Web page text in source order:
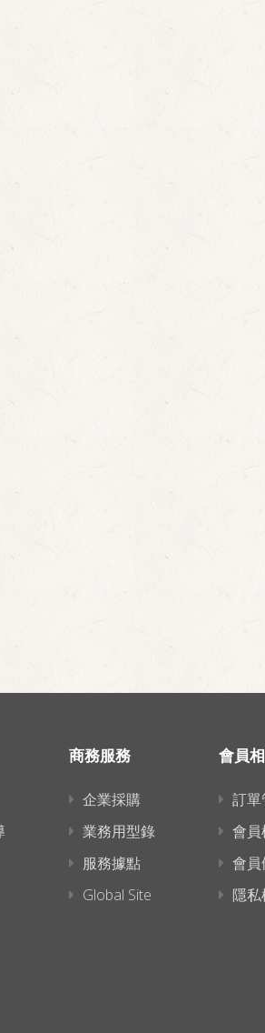
商務服務
企業採購
業務用型錄
服務據點
Global Site
會員
訂單
會員
會員
隱